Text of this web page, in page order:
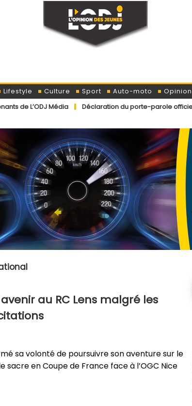
Lifestyle Culture Sport Auto-moto
Déclaration du porte-parole officiel du ministère
au RC Lens malgré les
sa volonté de poursuivre son aventure sur le
en Coupe de France face à l’OGC Nice